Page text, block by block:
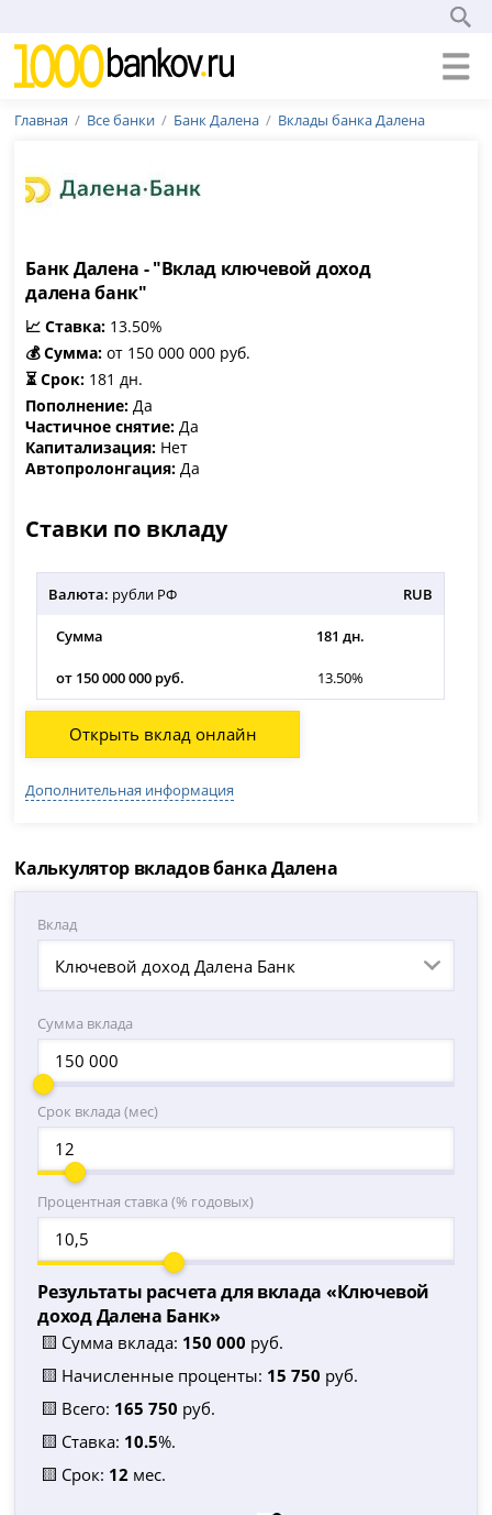
Главная Все банки Банк Далена Вклады банка Далена
Банк Далена - "Вклад ключевой доход
далена банк"
📈 Ставка: 13.50%
💰 Сумма: от 150 000 000 руб.
⏳ Срок: 181 дн.
Пополнение: Да
Частичное снятие: Да
Капитализация: Нет
Автопролонгация: Да
Ставки по вкладу
Валюта: рубли РФ RUB
Сумма 181 дн.
от 150 000 000 руб. 13.50%
Открыть вклад онлайн
Дополнительная информация
Калькулятор вкладов банка Далена
Вклад
Ключевой доход Далена Банк
Сумма вклада
Срок вклада (мес)
Процентная ставка (% годовых)
Результаты расчета для вклада «Ключевой
доход Далена Банк»
🟨 Сумма вклада: 150 000 руб.
🟨 Начисленные проценты: 15 750 руб.
🟨 Всего: 165 750 руб.
🟨 Ставка: 10.5%.
🟨 Срок: 12 мес.